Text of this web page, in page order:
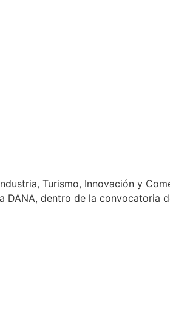
Turismo, Innovación y
dentro de la convocatoria